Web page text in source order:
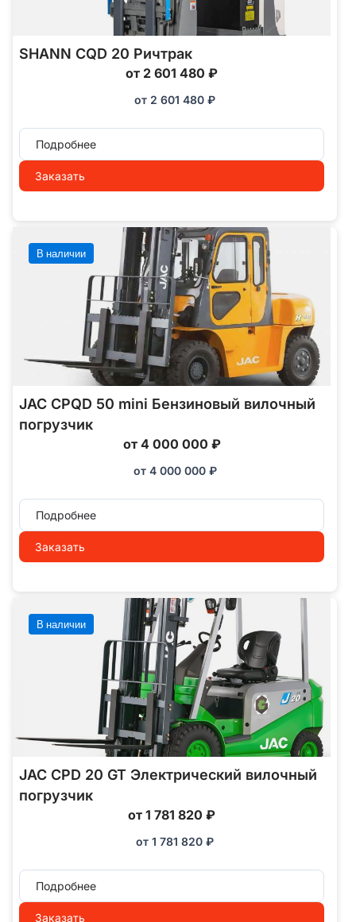
SHANN CQD 20 Ричтрак
от 2 601 480 ₽
от 2 601 480 ₽
Подробнее
Заказать
В наличии
JAC CPQD 50 mini Бензиновый вилочный
погрузчик
от 4 000 000 ₽
от 4 000 000 ₽
Подробнее
Заказать
В наличии
JAC CPD 20 GT Электрический вилочный
погрузчик
от 1 781 820 ₽
от 1 781 820 ₽
Подробнее
Заказать